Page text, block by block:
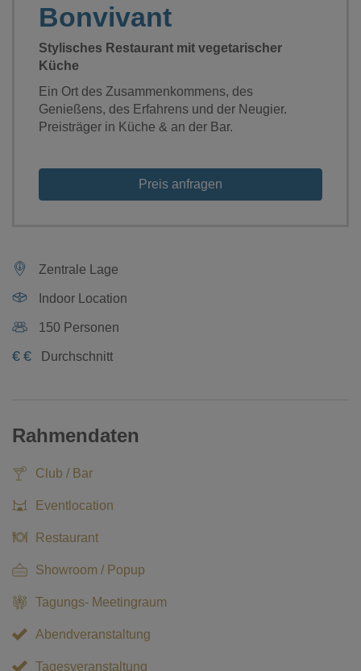
Bonvivant
Stylisches Restaurant mit vegetarischer
Küche
Ein Ort des Zusammenkommens, des
Genießens, des Erfahrens und der Neugier.
Preisträger in Küche & an der Bar.
Preis anfragen
Zentrale Lage
Indoor Location
150 Personen
€ € Durchschnitt
Rahmendaten
Club / Bar
Eventlocation
Restaurant
Showroom / Popup
Tagungs- Meetingraum
Abendveranstaltung
Tagesveranstaltung